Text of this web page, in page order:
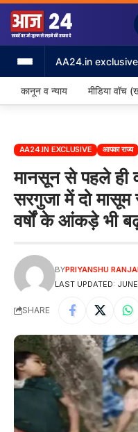
AA24.in exclusive
कानून व न्याय मीडिया वॉच
AA24.IN EXCLUSIVE आपका राज्य
मानसून से पहले ही
सरगुजा में दो
वर्षों के आंकड़े भी
LAST UPDATED:
BYPRIYANSHU
SHARE